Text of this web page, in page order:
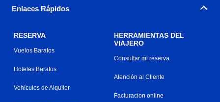
Enlaces Rápidos
RESERVA
Vuelos Baratos
Hoteles Baratos
Vehículos de Alquiler
HERRAMIENTAS DEL
VIAJERO
Consultar mi reserva
Atención al Cliente
Facturacion online